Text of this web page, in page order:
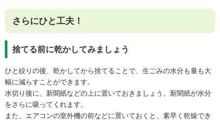
さらにひと工夫！
捨てる前に乾かしてみましょう
ひと絞りの後、乾かしてから捨てることで、生ごみの水分も量も大
幅に減らすことができます。
水切り後に、新聞紙などの上に置いておきましょう。新聞紙が水分
をさらに吸ってくれます。
また、エアコンの室外機の前などに置いておくと、素早く乾燥でき